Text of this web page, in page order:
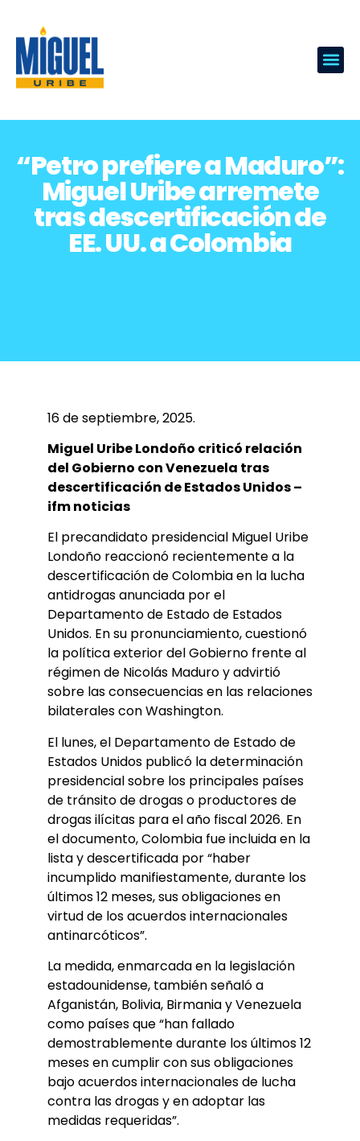
“Petro prefiere a Maduro”:
Miguel Uribe arremete
tras descertificación de
EE. UU. a Colombia
16 de septiembre, 2025.
Miguel Uribe Londoño criticó relación
del Gobierno con Venezuela tras
descertificación de Estados Unidos –
ifm noticias
El precandidato presidencial Miguel Uribe
Londoño reaccionó recientemente a la
descertificación de Colombia en la lucha
antidrogas anunciada por el
Departamento de Estado de Estados
Unidos. En su pronunciamiento, cuestionó
la política exterior del Gobierno frente al
régimen de Nicolás Maduro y advirtió
sobre las consecuencias en las relaciones
bilaterales con Washington.
El lunes, el Departamento de Estado de
Estados Unidos publicó la determinación
presidencial sobre los principales países
de tránsito de drogas o productores de
drogas ilícitas para el año fiscal 2026. En
el documento, Colombia fue incluida en la
lista y descertificada por “haber
incumplido manifiestamente, durante los
últimos 12 meses, sus obligaciones en
virtud de los acuerdos internacionales
antinarcóticos”.
La medida, enmarcada en la legislación
estadounidense, también señaló a
Afganistán, Bolivia, Birmania y Venezuela
como países que “han fallado
demostrablemente durante los últimos 12
meses en cumplir con sus obligaciones
bajo acuerdos internacionales de lucha
contra las drogas y en adoptar las
medidas requeridas”.